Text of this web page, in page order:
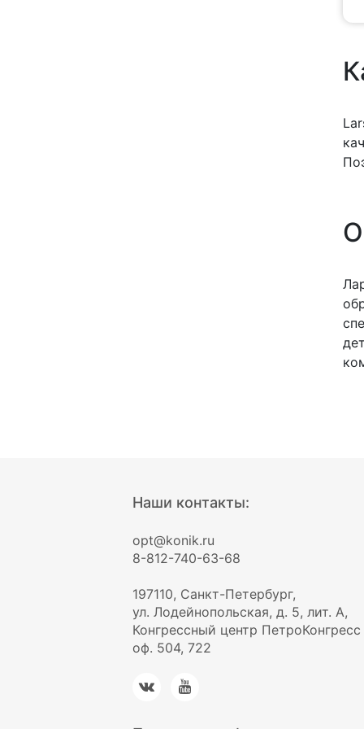
Наши контакты:
opt@konik.ru
8-812-740-63-68
197110, Санкт-Петербург,
ул. Лодейнопольская, д. 5, лит. А,
Конгрессный центр ПетроКонгресс
оф. 504, 722